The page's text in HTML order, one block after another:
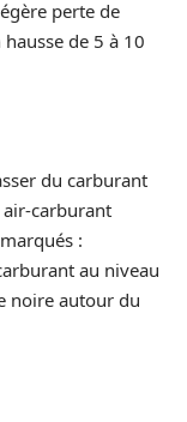
perte de
de 5 à 10
du carburant
air-carburant
:
au niveau
noire autour du